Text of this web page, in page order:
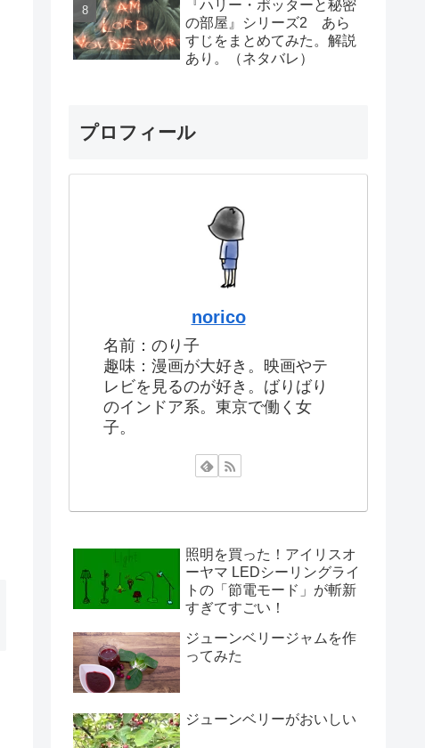
『ハリー・ポッターと秘密
の部屋』シリーズ2 あら
すじをまとめてみた。解説
あり。（ネタバレ）
プロフィール
norico
名前：のり子
趣味：漫画が大好き。映画やテ
レビを見るのが好き。ばりばり
のインドア系。東京で働く女
子。
照明を買った！アイリスオ
ーヤマ LEDシーリングライ
トの「節電モード」が斬新
すぎてすごい！
ジューンベリージャムを作
ってみた
ジューンベリーがおいしい